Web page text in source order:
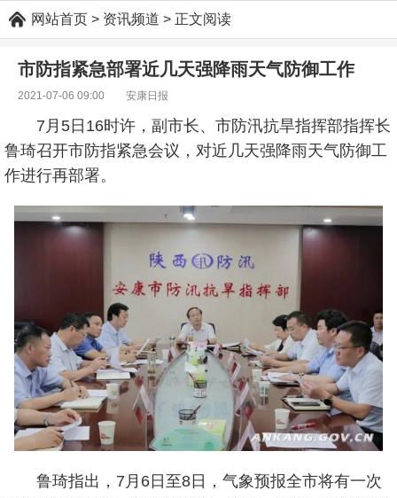
网站首页 > 资讯频道 > 正文阅读
市防指紧急部署近几天强降雨天气防御工作
2021-07-06 09:00 安康日报
7月5日16时许，副市长、市防汛抗旱指挥部指挥长
鲁琦召开市防指紧急会议，对近几天强降雨天气防御工
作进行再部署。
鲁琦指出，7月6日至8日，气象预报全市将有一次